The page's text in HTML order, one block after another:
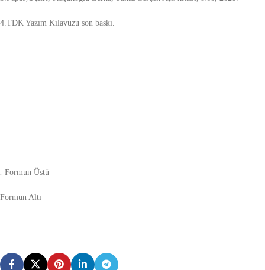
4.TDK Yazım Kılavuzu son baskı.
Formun Üstü
Formun Altı